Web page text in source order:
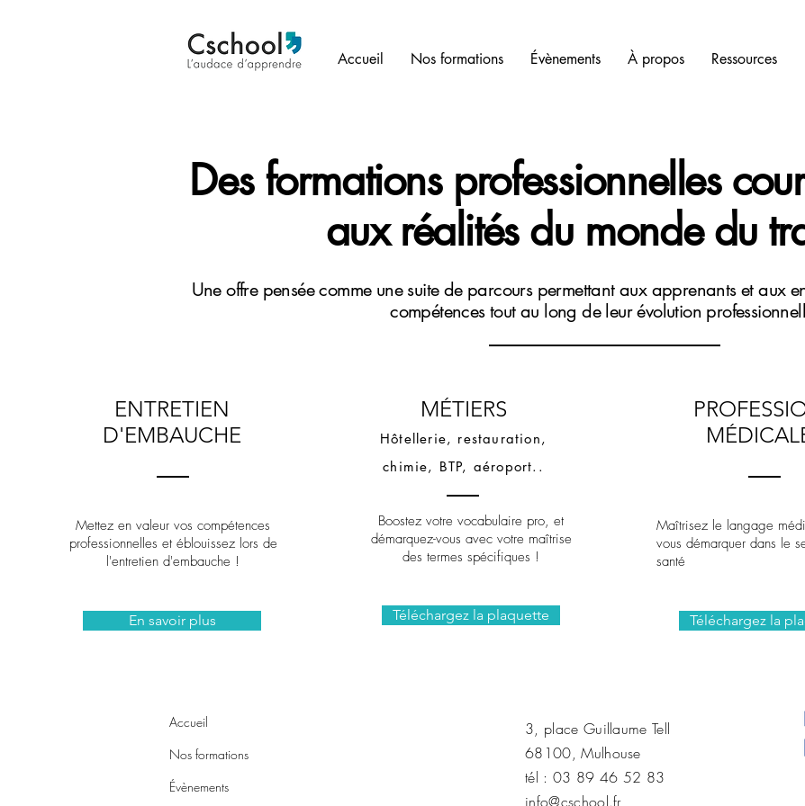
Accueil Nos formations Évènements À propos Ressources
Des formations professionnelles
aux réalités du monde du
Une offre pensée comme une suite de parcours permettant aux apprenants et aux
compétences tout au long de leur évolution
ENTRETIEN
D'EMBAUCHE
Mettez en valeur vos compétences
professionnelles et éblouissez lors de
l'entretien d'embauche !
En savoir plus
MÉTIERS
Hôtellerie, restauration,
chimie, BTP, aéroport..
Boostez votre vocabulaire pro, et
démarquez-vous avec votre maîtrise
des termes spécifiques !
Téléchargez la plaquette
Maîtrisez le langage
vous démarquer dans le
santé
Téléchargez la
Accueil
Nos formations
Évènements
3, place Guillaume Tell
68100, Mulhouse
​tél : 03 89 46 52 83
info@cschool.fr